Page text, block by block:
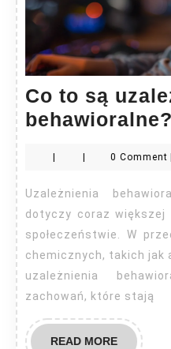
Co to są
behawioralne?
| | 0 Comment |
Uzależnienia behawioralne to zjawisko, które
dotyczy coraz
społeczeństwie. W
chemicznych, takich jak
uzależnienia
zachowań, które stają
READ MOREREAD